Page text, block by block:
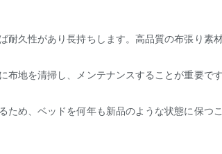
久性があり長持ちします。高品質の布張り
地を清掃し、メンテナンスすることが重要
め、ベッドを何年も新品のような状態に保